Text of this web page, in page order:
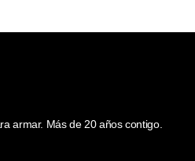
armar. Más de 20 años contigo.